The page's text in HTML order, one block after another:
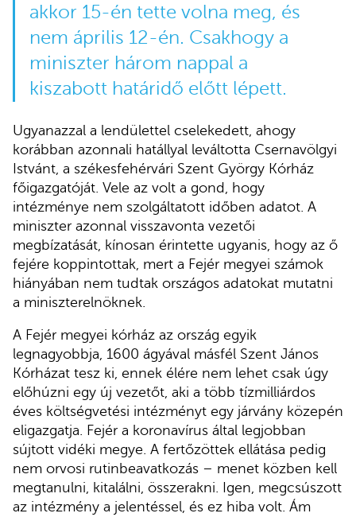
akkor 15-én tette volna meg, és
nem április 12-én. Csakhogy a
miniszter három nappal a
kiszabott határidő előtt lépett.
Ugyanazzal a lendülettel cselekedett, ahogy
korábban azonnali hatállyal leváltotta Csernavölgyi
Istvánt, a székesfehérvári Szent György Kórház
főigazgatóját. Vele az volt a gond, hogy
intézménye nem szolgáltatott időben adatot. A
miniszter azonnal visszavonta vezetői
megbízatását, kínosan érintette ugyanis, hogy az ő
fejére koppintottak, mert a Fejér megyei számok
hiányában nem tudtak országos adatokat mutatni
a miniszterelnöknek.
A Fejér megyei kórház az ország egyik
legnagyobbja, 1600 ágyával másfél Szent János
Kórházat tesz ki, ennek élére nem lehet csak úgy
előhúzni egy új vezetőt, aki a több tízmilliárdos
éves költségvetési intézményt egy járvány közepén
eligazgatja. Fejér a koronavírus által legjobban
sújtott vidéki megye. A fertőzöttek ellátása pedig
nem orvosi rutinbeavatkozás – menet közben kell
megtanulni, kitalálni, összerakni. Igen, megcsúszott
az intézmény a jelentéssel, és ez hiba volt. Ám